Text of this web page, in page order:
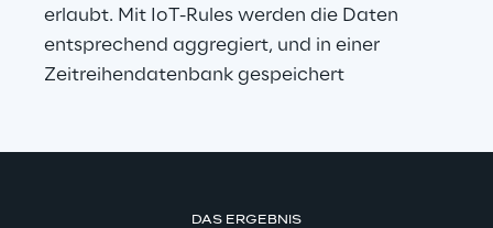
erlaubt. Mit IoT-Rules werden die Daten
entsprechend aggregiert, und in einer
Zeitreihendatenbank gespeichert
DAS ERGEBNIS